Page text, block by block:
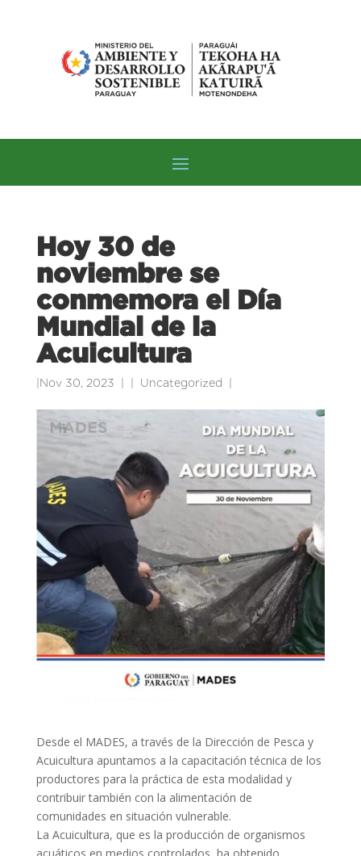
Hoy 30 de
noviembre se
conmemora el Día
Mundial de la
Acuicultura
Nov 30, 2023 Uncategorized
Desde el MADES, a través de la Dirección de Pesca y
Acuicultura apuntamos a la capacitación técnica de los
productores para la práctica de esta modalidad y
contribuir también con la alimentación de
comunidades en situación vulnerable.
La Acuicultura, que es la producción de organismos
acuáticos en medios controlados, ha obtenido